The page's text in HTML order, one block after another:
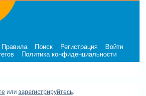
Правила Поиск Регистрация
Войти
Политика конфиденциальности
или зарегистрируйтесь.